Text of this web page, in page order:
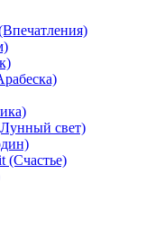
свет)
(Счастье)